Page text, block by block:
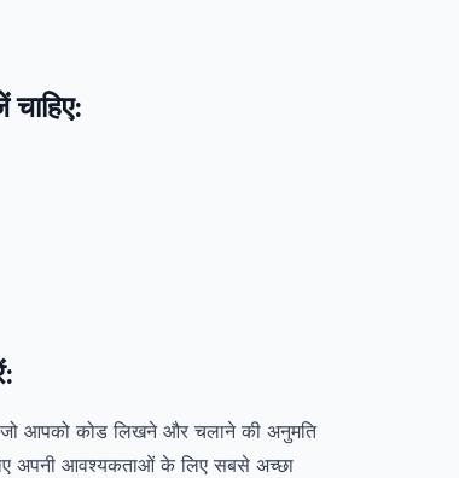
आपको कोड लिखने और चलाने की अनुमति
अपनी आवश्यकताओं के लिए सबसे अच्छा